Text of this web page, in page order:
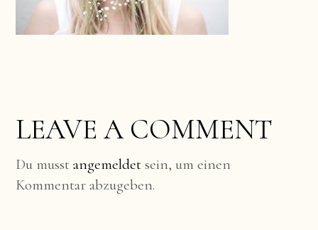
LEAVE A COMMENT
Du musstangemeldet sein, um einen
Kommentar abzugeben.